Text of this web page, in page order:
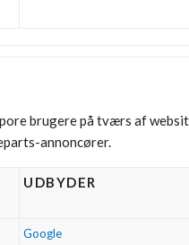
brugere på tværs af
annoncører.
UDBYDER
Google